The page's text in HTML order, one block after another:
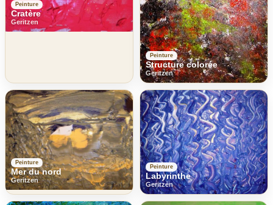
Peinture
Cratère
Geritzen
Peinture
Structure colorée
Geritzen
Peinture
Mer du nord
Geritzen
Peinture
Labyrinthe
Geritzen